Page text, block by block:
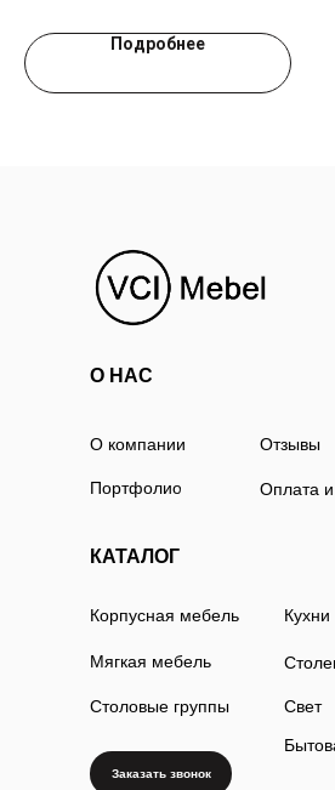
Подробнее
О компании
О НАС
КАТАЛОГ
Портфолио
Отзывы
Корпусная мебель
Оплата и
Мягкая мебель
Столовые группы
Кухни
Свет
Заказать звонок